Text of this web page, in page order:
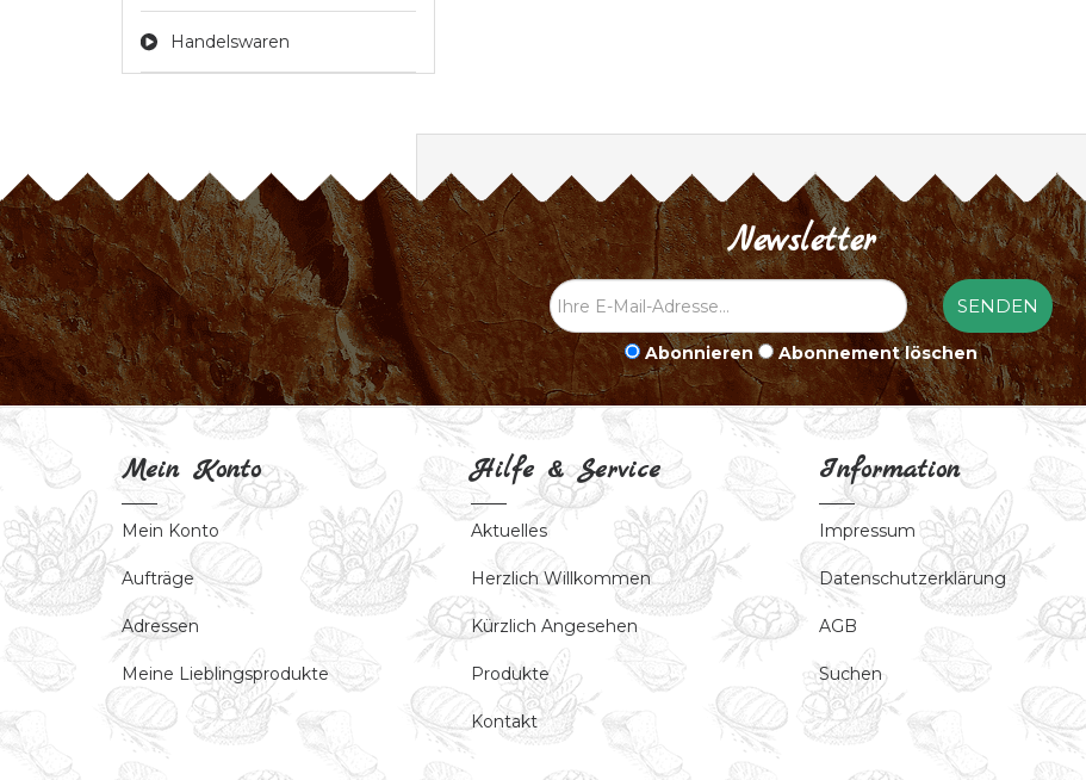
Handelswaren
Newsletter
Abonnieren Abonnement löschen
Mein Konto
Mein Konto
Aufträge
Adressen
Meine Lieblingsprodukte
Hilfe & Service
Aktuelles
Herzlich Willkommen
Kürzlich Angesehen
Produkte
Kontakt
Information
Impressum
Datenschutzerklärung
AGB
Suchen